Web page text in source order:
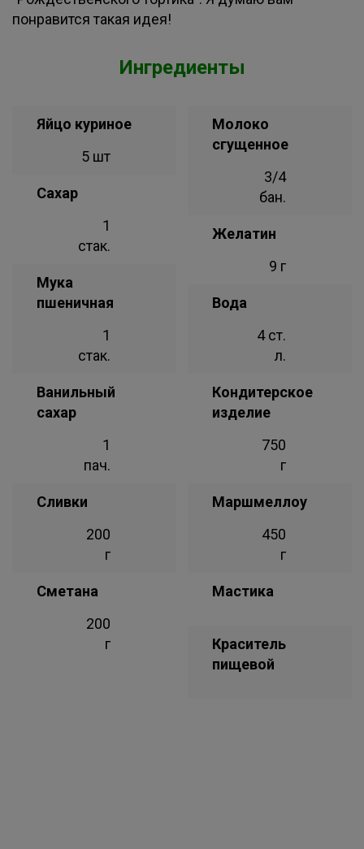
понравится такая идея!
Ингредиенты
Яйцо куриное
5 шт
Сахар
1
стак.
Мука
пшеничная
1
стак.
Ванильный
сахар
1
пач.
Сливки
200
г
Сметана
200
г
Молоко
сгущенное
3/4
бан.
Желатин
9 г
Вода
4 ст.
л.
Кондитерское
изделие
750
г
Маршмеллоу
450
г
Мастика
Краситель
пищевой